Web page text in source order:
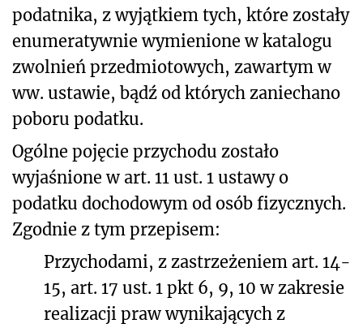
podatnika, z wyjątkiem tych, które zostały
enumeratywnie wymienione w katalogu
zwolnień przedmiotowych, zawartym w
ww. ustawie, bądź od których zaniechano
poboru podatku.
Ogólne pojęcie przychodu zostało
wyjaśnione w art. 11 ust. 1 ustawy o
podatku dochodowym od osób fizycznych.
Zgodnie z tym przepisem:
Przychodami, z zastrzeżeniem art. 14-
15, art. 17 ust. 1 pkt 6, 9, 10 w zakresie
realizacji praw wynikających z